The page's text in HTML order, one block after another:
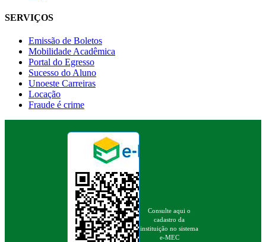
SERVIÇOS
Emissão de Boletos
Mobilidade Acadêmica
Portal do Egresso
Sucesso do Aluno
Unoeste Carreiras
Locação
Fraude é crime
Consulte aqui o
cadastro da
instituição no sistema
e-MEC